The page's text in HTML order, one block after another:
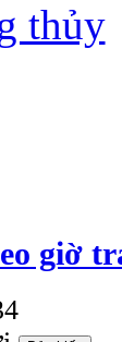
thủy
giờ